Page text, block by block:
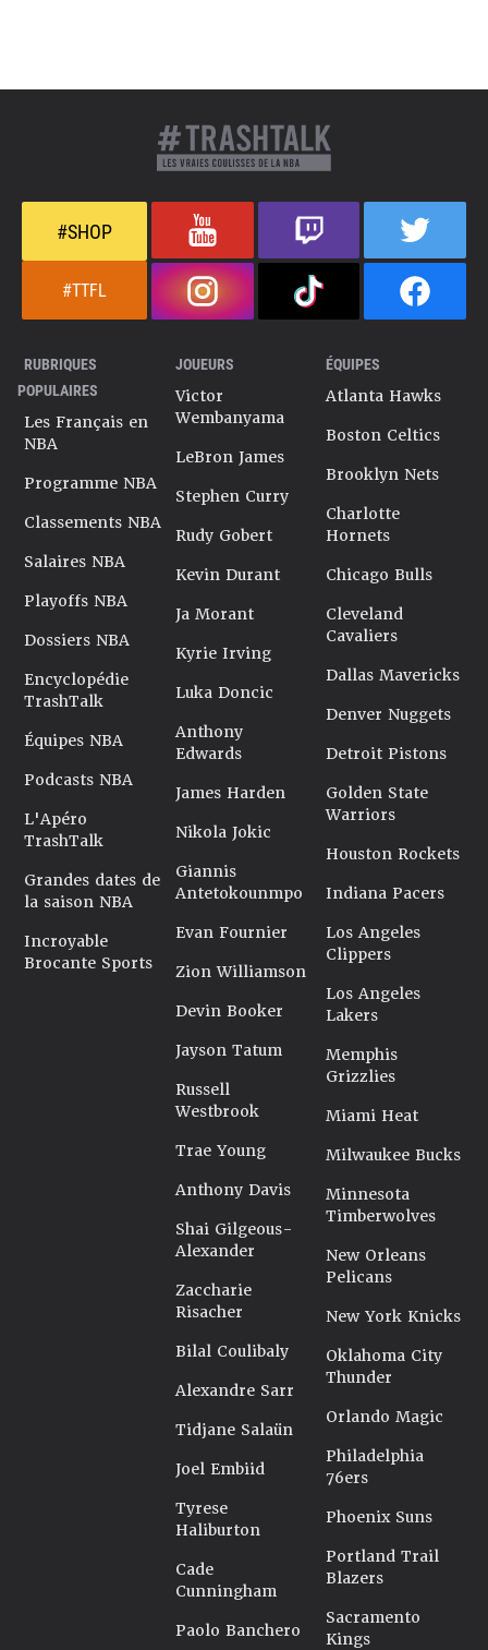
#SHOP
#TTFL
RUBRIQUES
POPULAIRES
Les Français en
NBA
Programme NBA
Classements NBA
Salaires NBA
Playoffs NBA
Dossiers NBA
Encyclopédie
TrashTalk
Équipes NBA
Podcasts NBA
L'Apéro
TrashTalk
Grandes dates de
la saison NBA
Incroyable
Brocante Sports
JOUEURS
Victor
Wembanyama
LeBron James
Stephen Curry
Rudy Gobert
Kevin Durant
Ja Morant
Kyrie Irving
Luka Doncic
Anthony
Edwards
James Harden
Nikola Jokic
Giannis
Antetokounmpo
Evan Fournier
Zion Williamson
Devin Booker
Jayson Tatum
Russell
Westbrook
Trae Young
Anthony Davis
Shai Gilgeous-
Alexander
Zaccharie
Risacher
Bilal Coulibaly
Alexandre Sarr
Tidjane Salaün
Joel Embiid
Tyrese
Haliburton
Cade
Cunningham
Paolo Banchero
ÉQUIPES
Atlanta Hawks
Boston Celtics
Brooklyn Nets
Charlotte
Hornets
Chicago Bulls
Cleveland
Cavaliers
Dallas Mavericks
Denver Nuggets
Detroit Pistons
Golden State
Warriors
Houston Rockets
Indiana Pacers
Los Angeles
Clippers
Los Angeles
Lakers
Memphis
Grizzlies
Miami Heat
Milwaukee Bucks
Minnesota
Timberwolves
New Orleans
Pelicans
New York Knicks
Oklahoma City
Thunder
Orlando Magic
Philadelphia
76ers
Phoenix Suns
Portland Trail
Blazers
Sacramento
Kings